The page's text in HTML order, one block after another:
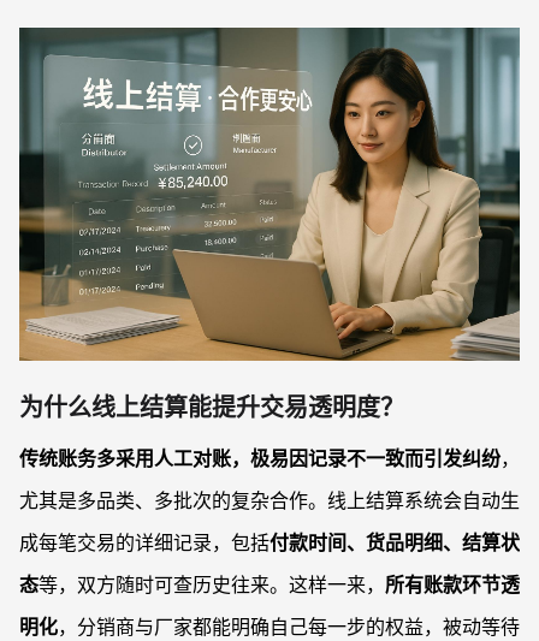
为什么线上结算能提升交易透明度？
传统账务多采用人工对账，极易因记录不一致而引发纠纷，
尤其是多品类、多批次的复杂合作。线上结算系统会自动生
成每笔交易的详细记录，包括付款时间、货品明细、结算状
态等，双方随时可查历史往来。这样一来， 所有账款环节透
明化，分销商与厂家都能明确自己每一步的权益，被动等待